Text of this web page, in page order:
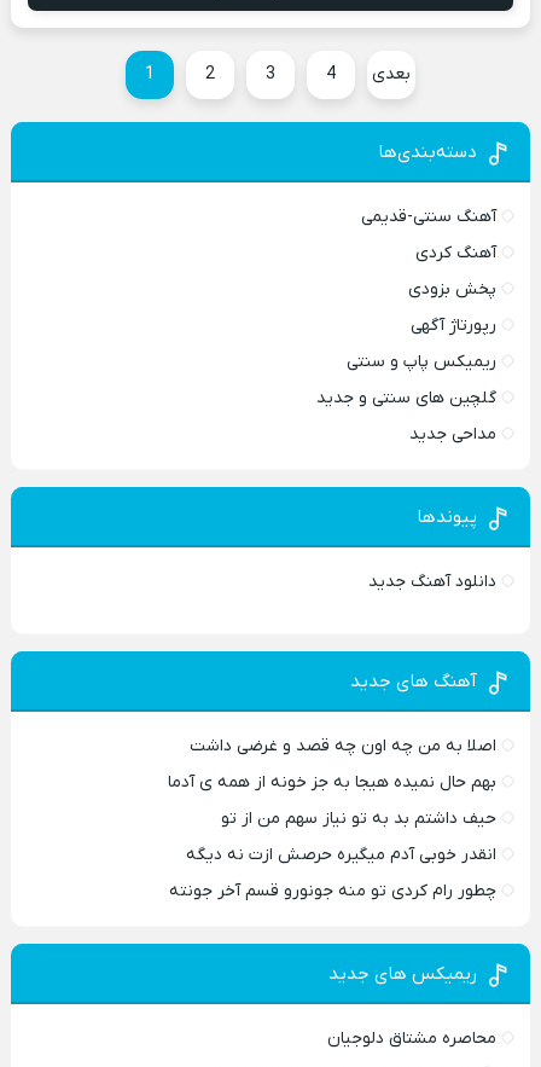
1 2 3 4 بعدی
دسته‌بندی‌ها
آهنگ سنتی-قدیمی
آهنگ کردی
پخش بزودی
رپورتاژ آگهی
ریمیکس پاپ و سنتی
گلچین های سنتی و جدید
مداحی جدید
پیوندها
دانلود آهنگ جدید
آهنگ های جدید
اصلا به من چه اون چه قصد و غرضی داشت
بهم حال نمیده هیجا به جز خونه از همه ی آدما
حیف داشتم بد به تو نیاز سهم من از تو
انقدر خوبی آدم میگیره حرصش ازت نه دیگه
چطور رام کردی تو منه جونورو قسم آخر جونته
ریمیکس های جدید
محاصره مشتاق دلوجیان